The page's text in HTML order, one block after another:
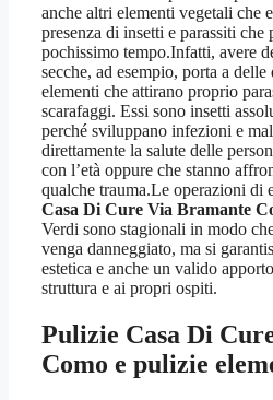
anche altri elementi vegetali che
presenza di insetti e parassiti
pochissimo tempo.Infatti, avere
secche, ad esempio, porta a
elementi che attirano proprio
scarafaggi. Essi sono insetti
perché sviluppano infezioni e
direttamente la salute delle
con l’età oppure che stanno
qualche trauma.Le operazioni di
Casa Di Cure Via Bramante
Verdi sono stagionali in modo
venga danneggiato, ma si
estetica e anche un valido
struttura e ai propri ospiti.
Pulizie Casa Di
Como e pulizie